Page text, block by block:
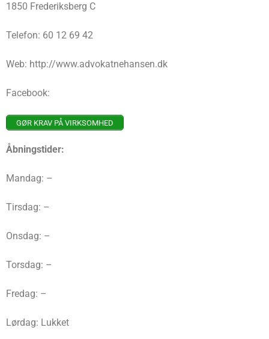
1850 Frederiksberg C
Telefon: 60 12 69 42
Web: http://www.advokatnehansen.dk
Facebook:
GØR KRAV PÅ VIRKSOMHED
Åbningstider:
Mandag: –
Tirsdag: –
Onsdag: –
Torsdag: –
Fredag: –
Lørdag: Lukket